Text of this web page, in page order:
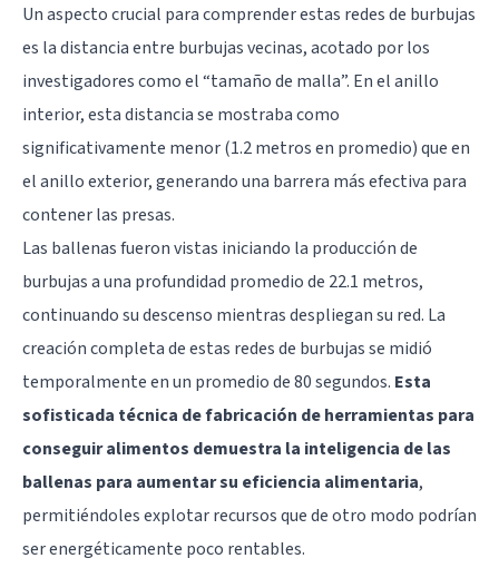
Un aspecto crucial para comprender estas redes de burbujas
es la distancia entre burbujas vecinas, acotado por los
investigadores como el “tamaño de malla”. En el anillo
interior, esta distancia se mostraba como
significativamente menor (1.2 metros en promedio) que en
el anillo exterior, generando una barrera más efectiva para
contener las presas.
Las ballenas fueron vistas iniciando la producción de
burbujas a una profundidad promedio de 22.1 metros,
continuando su descenso mientras despliegan su red. La
creación completa de estas redes de burbujas se midió
temporalmente en un promedio de 80 segundos. Esta
sofisticada técnica de fabricación de herramientas para
conseguir alimentos demuestra la inteligencia de las
ballenas para aumentar su eficiencia alimentaria,
permitiéndoles explotar recursos que de otro modo podrían
ser energéticamente poco rentables.